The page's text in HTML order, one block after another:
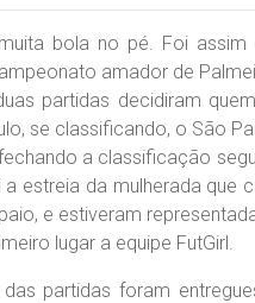
bola no pé. Foi
amador de
partidas decidiram
se classificando, o São
a classificação
estreia da mulherada que
e estiveram
lugar a equipe FutGirl.
das partidas foram